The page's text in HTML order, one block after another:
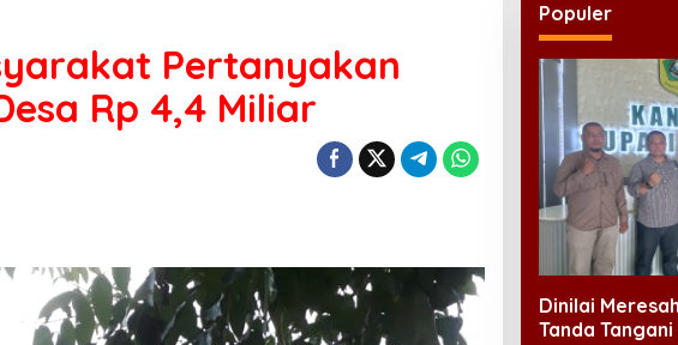
Pertanyakan
Rp 4,4 Miliar
Populer
Dinilai
Tanda